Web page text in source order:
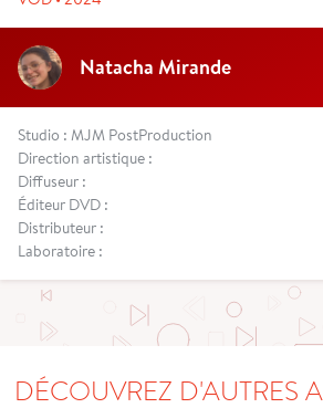
Natacha Mirande
Studio : MJM PostProduction
Direction artistique :
Diffuseur :
Éditeur DVD :
Distributeur :
Laboratoire :
DÉCOUVREZ D'AUTRES